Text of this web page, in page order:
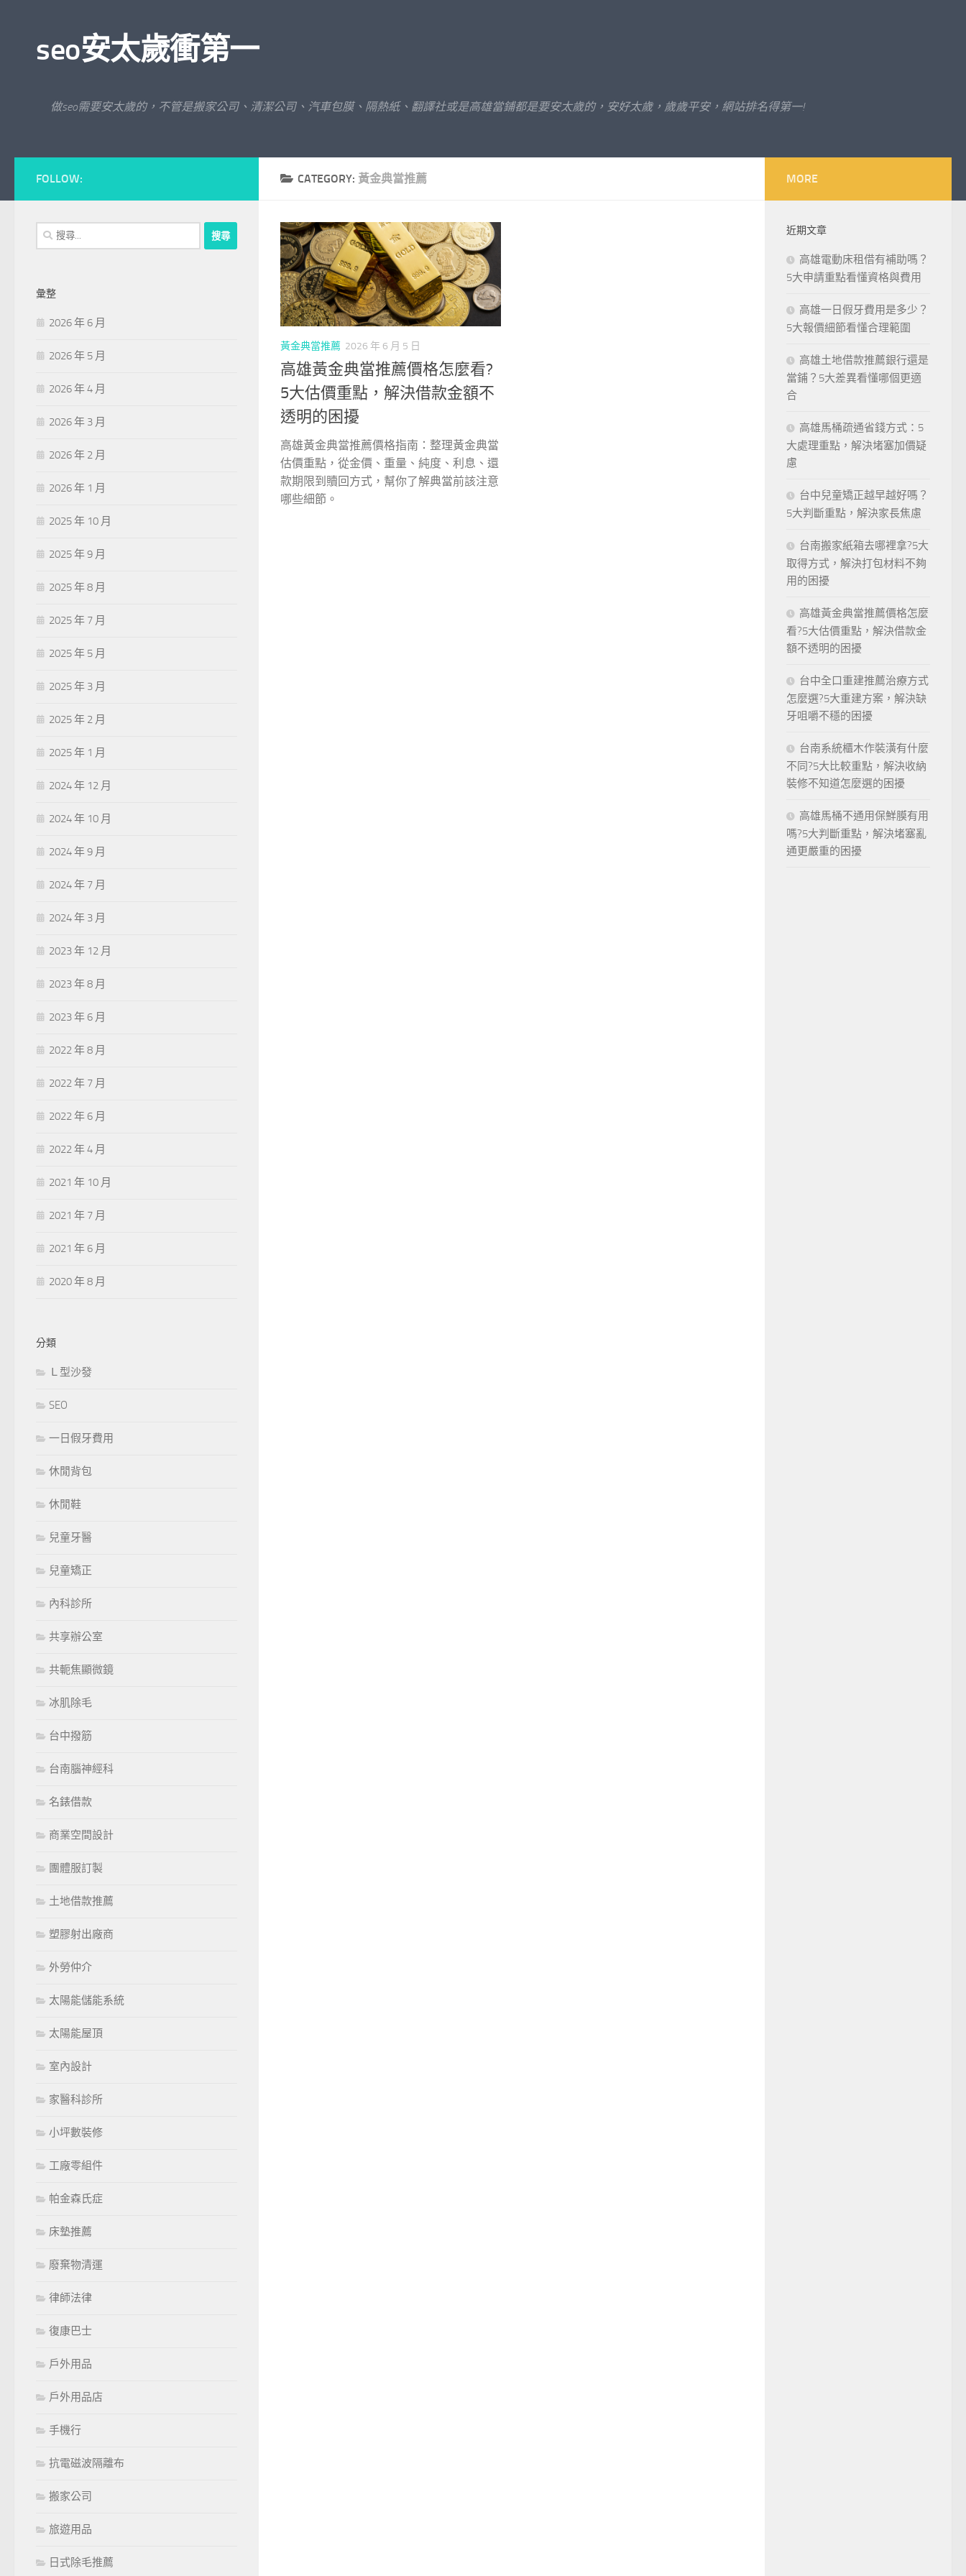
seo安太歲衝第一
做seo需要安太歲的，不管是搬家公司、清潔公司、汽車包膜、隔熱紙、翻譯社或是高雄當鋪都是要安太歲的，安好太歲，歲歲平安，網站排名得第一!
CATEGORY: 黃金典當推薦
黃金典當推薦 2026 年 6 月 5 日
高雄黃金典當推薦價格怎麼看?
5大估價重點，解決借款金額不
透明的困擾
高雄黃金典當推薦價格指南：整理黃金典當
估價重點，從金價、重量、純度、利息、還
款期限到贖回方式，幫你了解典當前該注意
哪些細節。
FOLLOW:
搜
尋
字:
彙整
2026 年 6 月
2026 年 5 月
2026 年 4 月
2026 年 3 月
2026 年 2 月
2026 年 1 月
2025 年 10 月
2025 年 9 月
2025 年 8 月
2025 年 7 月
2025 年 5 月
2025 年 3 月
2025 年 2 月
2025 年 1 月
2024 年 12 月
2024 年 10 月
2024 年 9 月
2024 年 7 月
2024 年 3 月
2023 年 12 月
2023 年 8 月
2023 年 6 月
2022 年 8 月
2022 年 7 月
2022 年 6 月
2022 年 4 月
2021 年 10 月
2021 年 7 月
2021 年 6 月
2020 年 8 月
分類
Ｌ型沙發
SEO
一日假牙費用
休閒背包
休閒鞋
兒童牙醫
兒童矯正
內科診所
共享辦公室
共軛焦顯微鏡
冰肌除毛
台中撥筋
台南腦神經科
名錶借款
商業空間設計
團體服訂製
土地借款推薦
塑膠射出廠商
外勞仲介
太陽能儲能系統
太陽能屋頂
室內設計
家醫科診所
小坪數裝修
工廠零組件
帕金森氏症
床墊推薦
廢棄物清運
律師法律
復康巴士
戶外用品
戶外用品店
手機行
抗電磁波隔離布
搬家公司
旅遊用品
日式除毛推薦
MORE
近期文章
高雄電動床租借有補助嗎？
5大申請重點看懂資格與費用
高雄一日假牙費用是多少？
5大報價細節看懂合理範圍
高雄土地借款推薦銀行還是
當鋪？5大差異看懂哪個更適
合
高雄馬桶疏通省錢方式：5
大處理重點，解決堵塞加價疑
慮
台中兒童矯正越早越好嗎？
5大判斷重點，解決家長焦慮
台南搬家紙箱去哪裡拿?5大
取得方式，解決打包材料不夠
用的困擾
高雄黃金典當推薦價格怎麼
看?5大估價重點，解決借款金
額不透明的困擾
台中全口重建推薦治療方式
怎麼選?5大重建方案，解決缺
牙咀嚼不穩的困擾
台南系統櫃木作裝潢有什麼
不同?5大比較重點，解決收納
裝修不知道怎麼選的困擾
高雄馬桶不通用保鮮膜有用
嗎?5大判斷重點，解決堵塞亂
通更嚴重的困擾